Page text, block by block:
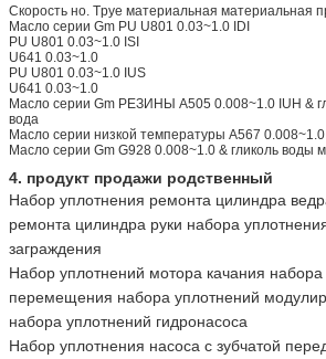
Скорость но. Tpye материальная материальная
Масло серии Gm PU U801 0.03~1.0 IDI
PU U801 0.03~1.0 ISI
U641 0.03~1.0
PU U801 0.03~1.0 IUS
U641 0.03~1.0
Масло серии Gm РЕЗИНЫ A505 0.008~1.0 IUH &
вода
Масло серии низкой температуры A567
Масло серии Gm G928 0.008~1.0 & гликоль воды
4. продукт продажи родственный
Набор уплотнения ремонта цилиндра
ремонта цилиндра руки набора
заграждения
Набор уплотнений мотора качания
перемещения набора уплотнений
набора уплотнений гидронасоса
Набор уплотнения насоса с зубчатой